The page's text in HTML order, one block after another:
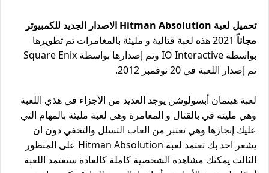
تحميل لعبة Hitman Absolution الاصدار الجديد للكمبيوتر
مجاناً
2021 هذه لعبة قتالية و مليئة بالمغامرات تم تطويرها
بواسطة IO Interactive وتم إصدارها بواسطة Square Enix
تم إصدار اللعبة في 20 نوفمبر 2012.
لعبة هيتمان أبسولوشن يوجد العديد من الأجزاء في هذي اللعبة
وهي مليئة في بالقتال و المغامرة وهي لعبة مليئة بالمهام التي
عليك إنجازها وهي تعتبر من العاب التسلل والتخفي دون ان
يشعر احد بك تعتمد لعبة Hitman Absolution على المنظور
الثالث يمكنك مشاهدة الشخصية كاملة كالعادة ستعتمد اللعبة